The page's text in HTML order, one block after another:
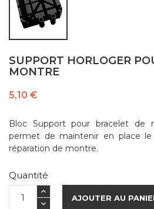
SUPPORT HORLOGER
MONTRE
5,10 €
Bloc Support pour bracelet de
permet de maintenir en place
réparation de montre.
Quantité
AJOUTER AU